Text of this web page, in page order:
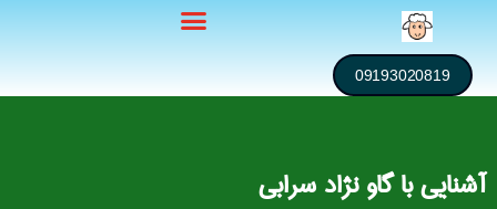
09193020819
آشنایی با گاو نژاد سرابی